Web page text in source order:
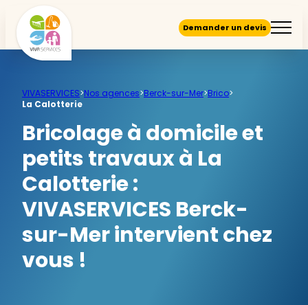
Demander un devis
VIVASERVICES>Nos agences>Berck-sur-Mer>Brico>
La Calotterie
Bricolage à domicile et
petits travaux à La
Calotterie :
VIVASERVICES Berck-
sur-Mer intervient chez
vous !